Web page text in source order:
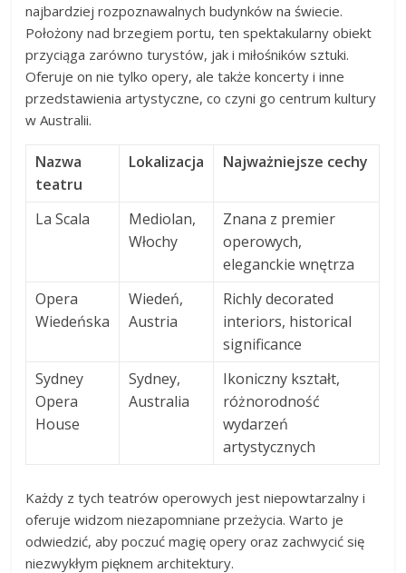
najbardziej rozpoznawalnych budynków na świecie.
Położony nad brzegiem portu, ten spektakularny obiekt
przyciąga zarówno turystów, jak i miłośników sztuki.
Oferuje on nie tylko opery, ale także koncerty i inne
przedstawienia artystyczne, co czyni go centrum kultury
w Australii.
Nazwa
teatru
Lokalizacja Najważniejsze cechy
La Scala
Mediolan,
Włochy
Znana z premier
operowych,
eleganckie wnętrza
Opera
Wiedeńska
Wiedeń,
Austria
Richly decorated
interiors, historical
significance
Sydney
Opera
House
Sydney,
Australia
Ikoniczny kształt,
różnorodność
wydarzeń
artystycznych
Każdy z tych teatrów operowych jest niepowtarzalny i
oferuje widzom niezapomniane przeżycia. Warto je
odwiedzić, aby poczuć magię opery oraz zachwycić się
niezwykłym pięknem architektury.